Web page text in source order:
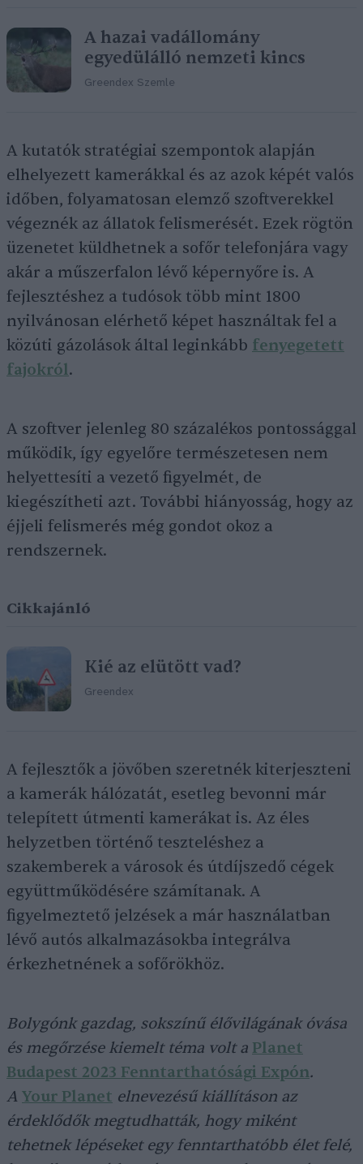
A hazai vadállomány
egyedülálló nemzeti kincs
Greendex Szemle
A kutatók stratégiai szempontok alapján
elhelyezett kamerákkal és az azok képét valós
időben, folyamatosan elemző szoftverekkel
végeznék az állatok felismerését. Ezek rögtön
üzenetet küldhetnek a sofőr telefonjára vagy
akár a műszerfalon lévő képernyőre is. A
fejlesztéshez a tudósok több mint 1800
nyilvánosan elérhető képet használtak fel a
közúti gázolások által leginkább fenyegetett
fajokról.
A szoftver jelenleg 80 százalékos pontossággal
működik, így egyelőre természetesen nem
helyettesíti a vezető figyelmét, de
kiegészítheti azt. További hiányosság, hogy az
éjjeli felismerés még gondot okoz a
rendszernek.
Cikkajánló
Kié az elütött vad?
Greendex
A fejlesztők a jövőben szeretnék kiterjeszteni
a kamerák hálózatát, esetleg bevonni már
telepített útmenti kamerákat is. Az éles
helyzetben történő teszteléshez a
szakemberek a városok és útdíjszedő cégek
együttműködésére számítanak. A
figyelmeztető jelzések a már használatban
lévő autós alkalmazásokba integrálva
érkezhetnének a sofőrökhöz.
Bolygónk gazdag, sokszínű élővilágának óvása
és megőrzése kiemelt téma volt a Planet
Budapest 2023 Fenntarthatósági Expón.
A Your Planet elnevezésű kiállításon az
érdeklődők megtudhatták, hogy miként
tehetnek lépéseket egy fenntarthatóbb élet felé,